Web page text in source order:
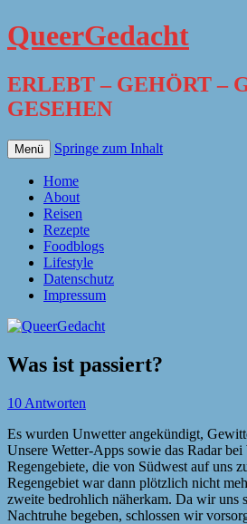
QueerGedacht
ERLEBT – GEHÖRT –
GESEHEN
Menü Springe zum Inhalt
Home
About
Reisen
Rezepte
Foodblogs
Lifestyle
Datenschutz
Impressum
Was ist passiert?
10 Antworten
Es wurden Unwetter angekündigt,
Unsere Wetter-Apps sowie das Radar
Regengebiete, die von Südwest auf uns
Regengebiet war dann plötzlich nicht
zweite bedrohlich näherkam. Da wir uns
Nachtruhe begeben, schlossen wir